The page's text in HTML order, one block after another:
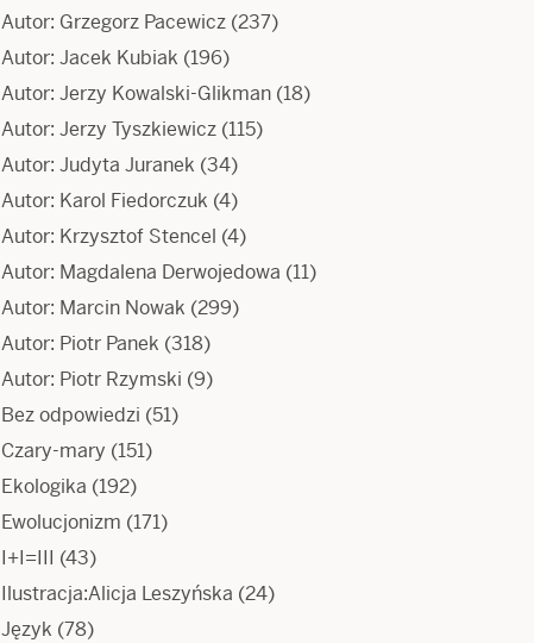
Autor: Grzegorz Pacewicz (237)
Autor: Jacek Kubiak (196)
Autor: Jerzy Kowalski-Glikman (18)
Autor: Jerzy Tyszkiewicz (115)
Autor: Judyta Juranek (34)
Autor: Karol Fiedorczuk (4)
Autor: Krzysztof Stencel (4)
Autor: Magdalena Derwojedowa (11)
Autor: Marcin Nowak (299)
Autor: Piotr Panek (318)
Autor: Piotr Rzymski (9)
Bez odpowiedzi (51)
Czary-mary (151)
Ekologika (192)
Ewolucjonizm (171)
I+I=III (43)
Ilustracja:Alicja Leszyńska (24)
Język (78)